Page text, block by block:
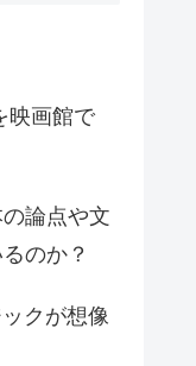
映画館で
論点や文
のか？
クが想像